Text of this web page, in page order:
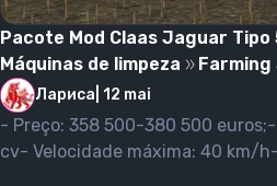
Pacote Mod Claas Jaguar Tipo
Máquinas de limpeza
Farming
Лариса 12 mai
- Preço: 358 500-380 500
cv- Velocidade máxima: 40 km/